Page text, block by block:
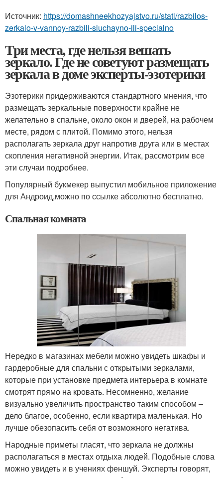
Источник: https://domashneekhozyajstvo.ru/stati/razbilos-
zerkalo-v-vannoy-razbili-sluchayno-ili-specialno
Три места, где нельзя вешать
зеркало. Где не советуют размещать
зеркала в доме эксперты-эзотерики
Эзотерики придерживаются стандартного мнения, что
размещать зеркальные поверхности крайне не
желательно в спальне, около окон и дверей, на рабочем
месте, рядом с плитой. Помимо этого, нельзя
располагать зеркала друг напротив друга или в местах
скопления негативной энергии. Итак, рассмотрим все
эти случаи подробнее.
Популярный букмекер выпустил мобильное приложение
для Андроид,можно по ссылке абсолютно бесплатно.
Спальная комната
Нередко в магазинах мебели можно увидеть шкафы и
гардеробные для спальни с открытыми зеркалами,
которые при установке предмета интерьера в комнате
смотрят прямо на кровать. Несомненно, желание
визуально увеличить пространство таким способом –
дело благое, особенно, если квартира маленькая. Но
лучше обезопасить себя от возможного негатива.
Народные приметы гласят, что зеркала не должны
располагаться в местах отдыха людей. Подобные слова
можно увидеть и в учениях феншуй. Эксперты говорят,